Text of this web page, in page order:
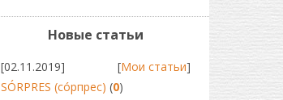
Новые статьи
[02.11.2019] [Мои статьи]
SÓRPRES (сóрпрес) (0)